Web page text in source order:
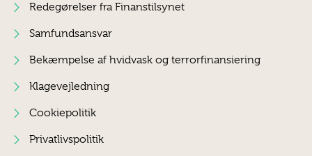
Redegørelser fra Finanstilsynet
Samfundsansvar
Bekæmpelse af hvidvask og terrorfinansiering
Klagevejledning
Cookiepolitik
Privatlivspolitik